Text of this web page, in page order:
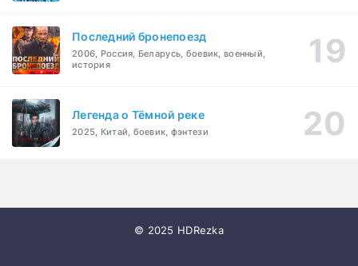
Последний бронепоезд
2006, Россия, Беларусь, боевик, военный,
история
Легенда о Тёмной реке
2025, Китай, боевик, фэнтези
© 2025 HDRezka